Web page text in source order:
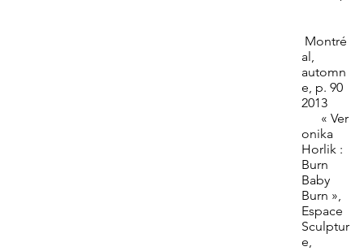
Montré
al,
automn
e, p. 90
2013
« Ver
onika
Horlik :
Burn
Baby
Burn »,
Espace
Sculptur
e,